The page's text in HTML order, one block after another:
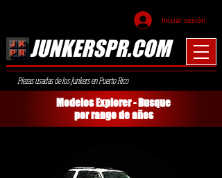
Iniciar sesión
JUNKERSPR.COM
Piezas usadas de los Junkers en Puerto Rico
Modelos Explorer - Busque
por rango de años